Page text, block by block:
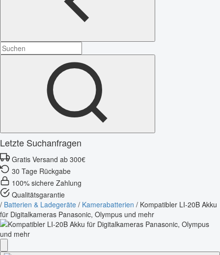
Letzte Suchanfragen
Gratis Versand ab 300€
30 Tage Rückgabe
100% sichere Zahlung
Qualitätsgarantie
/ Batterien & Ladegeräte / Kamerabatterien / Kompatibler LI-20B Akku
für Digitalkameras Panasonic, Olympus und mehr